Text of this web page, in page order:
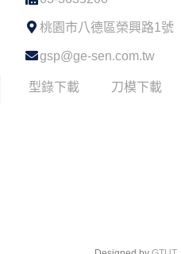
桃園市八德區榮興路1號
gsp@ge-sen.com.tw
型錄下載 刀模下載